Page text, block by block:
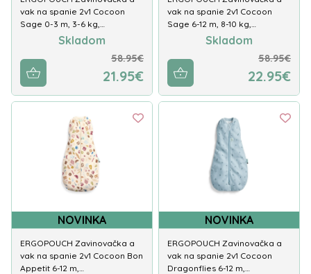
vak na spanie 2v1 Cocoon
Sage 0-3 m, 3-6 kg,…
Skladom
58.95€
21.95€
vak na spanie 2v1 Cocoon
Sage 6-12 m, 8-10 kg,…
Skladom
58.95€
22.95€
NOVINKA
ERGOPOUCH Zavinovačka a
vak na spanie 2v1 Cocoon Bon
Appetit 6-12 m,…
NOVINKA
ERGOPOUCH Zavinovačka a
vak na spanie 2v1 Cocoon
Dragonflies 6-12 m,…